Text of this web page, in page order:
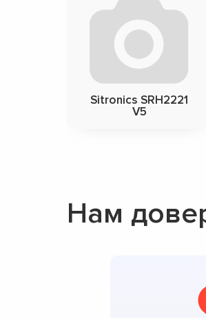
Sitronics SRH2221
V5
Нам